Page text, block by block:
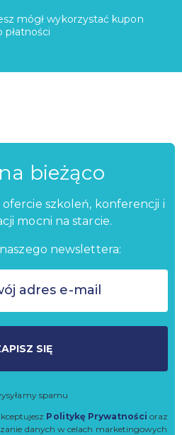
mógł wykorzystać kupon
płatności
bieżąco
szkoleń, konferencji i
mocni na starcie.
newslettera:
SIĘ
spamu
Politykę Prywatności oraz
danych w celach marketingowych